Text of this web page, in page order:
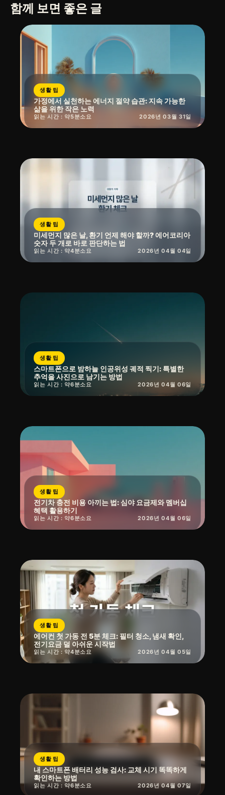
함께 보면 좋은 글
생활 팁
가정에서 실천하는 에너지 절약 습관: 지속 가능한
삶을 위한 작은 노력
읽는 시간 : 약5분소요 2026년 03월 31일
생활 팁
미세먼지 많은 날, 환기 언제 해야 할까? 에어코리아
숫자 두 개로 바로 판단하는 법
읽는 시간 : 약4분소요 2026년 04월 04일
생활 팁
스마트폰으로 밤하늘 인공위성 궤적 찍기: 특별한
추억을 사진으로 남기는 방법
읽는 시간 : 약6분소요 2026년 04월 06일
생활 팁
전기차 충전 비용 아끼는 법: 심야 요금제와 멤버십
혜택 활용하기
읽는 시간 : 약6분소요 2026년 04월 06일
생활 팁
에어컨 첫 가동 전 5분 체크: 필터 청소, 냄새 확인,
전기요금 덜 아쉬운 시작법
읽는 시간 : 약4분소요 2026년 04월 05일
생활 팁
내 스마트폰 배터리 성능 검사: 교체 시기 똑똑하게
확인하는 방법
읽는 시간 : 약6분소요 2026년 04월 07일